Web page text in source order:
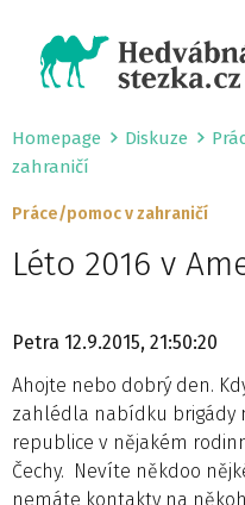
Homepage Diskuze
zahraničí
Práce/pomoc v zahraničí
Léto 2016 v
Petra 12.9.2015, 21:50:20
Ahojte nebo dobrý den.
zahlédla nabídku brigády
republice v nějakém
Čechy. Nevíte někdoo
nemáte kontakty na